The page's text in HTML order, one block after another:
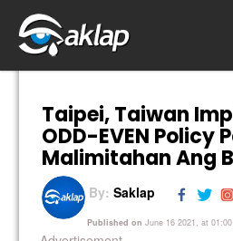
Taipei, Taiwan
ODD-EVEN Policy
Malimitahan Ang
By: Saklap
Published on June 16 2021, at